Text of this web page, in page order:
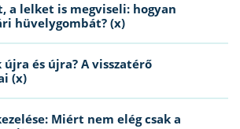
a lelket is megviseli: hogyan
hüvelygombát? (x)
és újra? A visszatérő
(x)
Miért nem elég csak a